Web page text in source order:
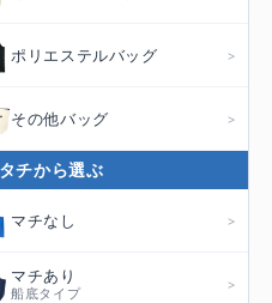
ポリエステルバッグ
その他バッグ
チから選ぶ
マチなし
マチあり
船底タイプ